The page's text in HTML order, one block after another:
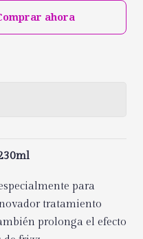
ahora
para
tratamiento
prolonga el efecto